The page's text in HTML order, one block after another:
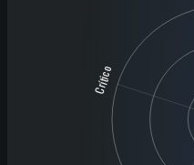
Crítico